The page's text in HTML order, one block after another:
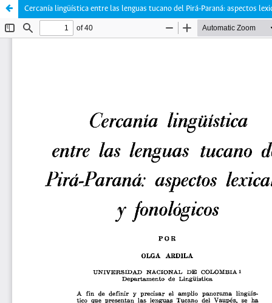
Cercanía lingüística entre las lenguas tucano del Pirá-Paraná: aspectos